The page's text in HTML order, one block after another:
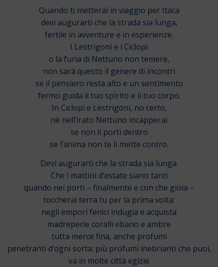
Quando ti metterai in viaggio per Itaca
devi augurarti che la strada sia lunga,
fertile in avventure e in esperienze.
I Lestrigoni e i Ciclopi
o la furia di Nettuno non temere,
non sarà questo il genere di incontri
se il pensiero resta alto e un sentimento
fermo guida il tuo spirito e il tuo corpo.
In Ciclopi e Lestrigoni, no certo,
nè nell’irato Nettuno incapperai
se non li porti dentro
se l’anima non te li mette contro.
Devi augurarti che la strada sia lunga.
Che i mattini d’estate siano tanti
quando nei porti – finalmente e con che gioia –
toccherai terra tu per la prima volta:
negli empori fenici indugia e acquista
madreperle coralli ebano e ambre
tutta merce fina, anche profumi
penetranti d’ogni sorta; più profumi inebrianti che puoi,
va in molte città egizie